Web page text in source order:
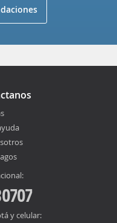
y celular: